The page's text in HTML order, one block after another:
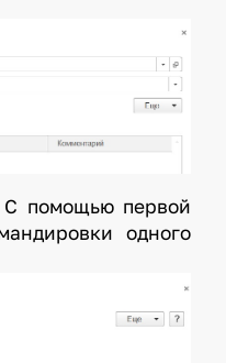
С помощью первой
одного